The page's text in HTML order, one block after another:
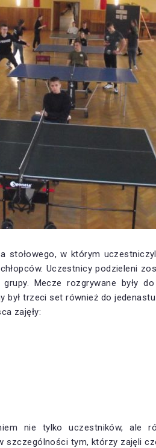
stołowego, w którym
Uczestnicy podzieleni
Mecze rozgrywane były
był trzeci set również do
zajęły:
nie tylko uczestników, ale
szczególności tym, którzy zajęli